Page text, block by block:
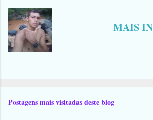
MAIS
Postagens mais visitadas deste blog